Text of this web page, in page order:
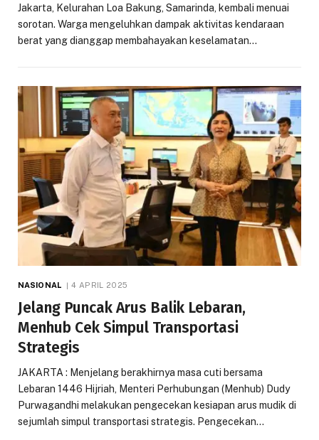
Jakarta, Kelurahan Loa Bakung, Samarinda, kembali menuai
sorotan. Warga mengeluhkan dampak aktivitas kendaraan
berat yang dianggap membahayakan keselamatan…
NASIONAL 4 APRIL 2025
Jelang Puncak Arus Balik Lebaran,
Menhub Cek Simpul Transportasi
Strategis
JAKARTA : Menjelang berakhirnya masa cuti bersama
Lebaran 1446 Hijriah, Menteri Perhubungan (Menhub) Dudy
Purwagandhi melakukan pengecekan kesiapan arus mudik di
sejumlah simpul transportasi strategis. Pengecekan…